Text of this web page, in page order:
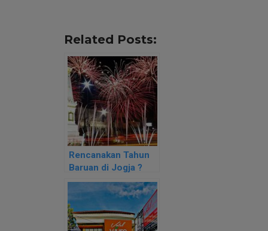
Related Posts:
Rencanakan Tahun
Baruan di Jogja ?
Kenapa Tidak !